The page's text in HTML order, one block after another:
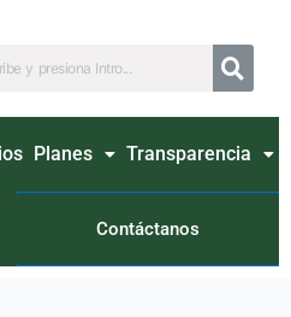
Planes Transparencia
Contáctanos